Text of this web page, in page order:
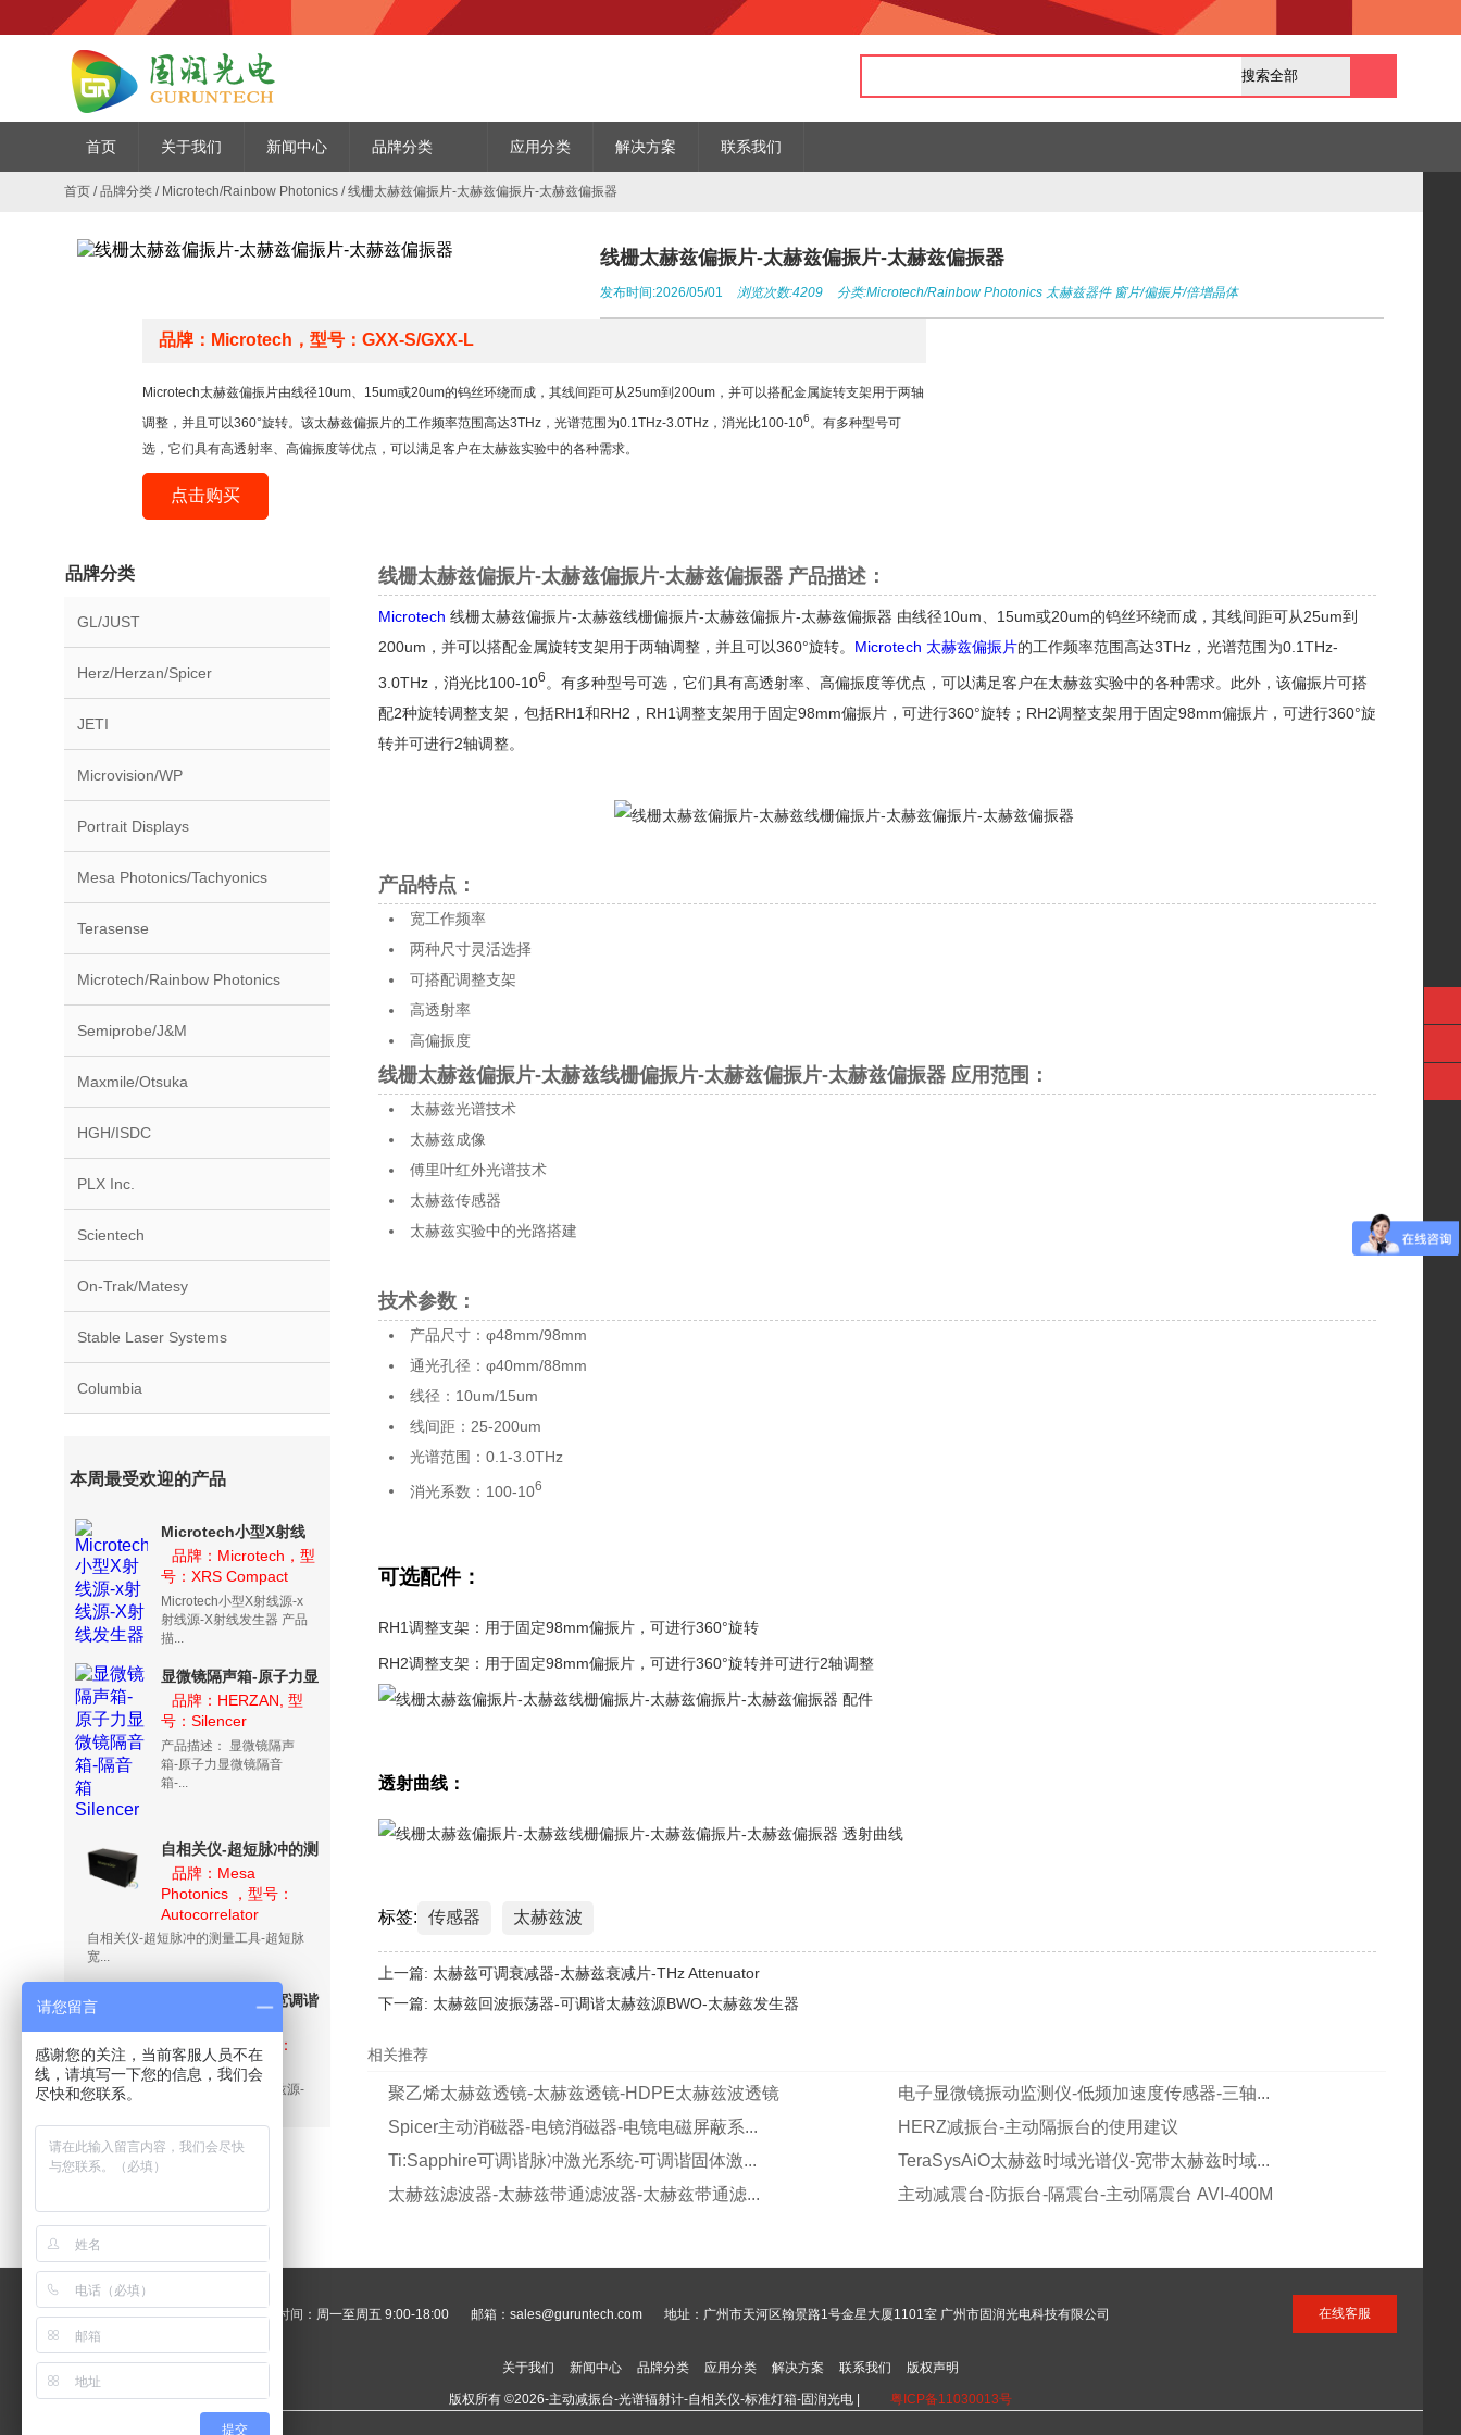
首页 关于我们 新闻中心 品牌分类 应用分类 解决方案 联系我们
首页 /品牌分类 / Microtech/Rainbow Photonics /线栅太赫兹偏振片-太赫兹偏振片-太赫兹偏振器
线栅太赫兹偏振片-太赫兹偏振片-太赫兹偏振器
发布时间:2026/05/01 浏览次数:4209 分类:Microtech/Rainbow Photonics 太赫兹器件 窗片/偏振片/倍增晶体
品牌：Microtech，型号：GXX-S/GXX-L
Microtech太赫兹偏振片由线径10um、15um或20um的钨丝环绕而成，其线间距可从25um到200um，并可以搭配金属旋转支架用于两轴
调整，并且可以360°旋转。该太赫兹偏振片的工作频率范围高达3THz，光谱范围为0.1THz-3.0THz，消光比100-106。有多种型号可
选，它们具有高透射率、高偏振度等优点，可以满足客户在太赫兹实验中的各种需求。
点击购买
线栅太赫兹偏振片-太赫兹偏振片-太赫兹偏振器 产品描述：
Microtech 线栅太赫兹偏振片-太赫兹线栅偏振片-太赫兹偏振片-太赫兹偏振器 由线径10um、15um或20um的钨丝环绕而成，其线间距可从25um到
200um，并可以搭配金属旋转支架用于两轴调整，并且可以360°旋转。 Microtech 太赫兹偏振片的工作频率范围高达3THz，光谱范围为0.1THz-
3.0THz，消光比100-106 。有多种型号可选，它们具有高透射率、高偏振度等优点，可以满足客户在太赫兹实验中的各种需求。此外，该偏振片可搭
配2种旋转调整支架，包括RH1和RH2，RH1调整支架用于固定98mm偏振片，可进行360°旋转；RH2调整支架用于固定98mm偏振片，可进行360°旋
转并可进行2轴调整。
产品特点：
宽工作频率
两种尺寸灵活选择
可搭配调整支架
高透射率
高偏振度
线栅太赫兹偏振片-太赫兹线栅偏振片-太赫兹偏振片-太赫兹偏振器 应用范围：
太赫兹光谱技术
太赫兹成像
傅里叶红外光谱技术
太赫兹传感器
太赫兹实验中的光路搭建
技术参数：
产品尺寸：φ48mm/98mm
通光孔径：φ40mm/88mm
线径：10um/15um
线间距：25-200um
光谱范围：0.1-3.0THz
消光系数：100-106
可选配件：
RH1调整支架：用于固定98mm偏振片，可进行360°旋转
RH2调整支架：用于固定98mm偏振片，可进行360°旋转并可进行2轴调整
透射曲线：
标签: 传感器 太赫兹波
上一篇: 太赫兹可调衰减器-太赫兹衰减片-THz Attenuator
下一篇: 太赫兹回波振荡器-可调谐太赫兹源BWO-太赫兹发生器
相关推荐
聚乙烯太赫兹透镜-太赫兹透镜-HDPE太赫兹波透镜
电子显微镜振动监测仪-低频加速度传感器-三轴...
Spicer主动消磁器-电镜消磁器-电镜电磁屏蔽系...
HERZ减振台-主动隔振台的使用建议
Ti:Sapphire可调谐脉冲激光系统-可调谐固体激...
TeraSysAiO太赫兹时域光谱仪-宽带太赫兹时域...
太赫兹滤波器-太赫兹带通滤波器-太赫兹带通滤...
主动减震台-防振台-隔震台-主动隔震台 AVI-400M
品牌分类
GL/JUST
Herz/Herzan/Spicer
JETI
Microvision/WP
Portrait Displays
Mesa Photonics/Tachyonics
Terasense
Microtech/Rainbow Photonics
Semiprobe/J&M
Maxmile/Otsuka
HGH/ISDC
PLX Inc.
Scientech
On-Trak/Matesy
Stable Laser Systems
Columbia
本周最受欢迎的产品
Microtech小型X射线
源-x射线源-X射线发生
器
品牌：Microtech，型
号：XRS Compact
Microtech小型X射线源-x
射线源-X射线发生器 产品
描...
显微镜隔声箱-原子力显
微镜隔音箱-隔音箱
Silencer
品牌：HERZAN, 型
号：Silencer
产品描述： 显微镜隔声
箱-原子力显微镜隔音
箱-...
自相关仪-超短脉冲的测
量工具-超短脉宽测量系
统
品牌：Mesa
Photonics ，型号：
Autocorrelator
自相关仪-超短脉冲的测量工具-超短脉
宽...
可调谐太赫兹源-宽调谐
TeraTune
Photonics ，型号：
TeraTune®
可调谐太赫兹源-宽调谐窄带太赫兹源-
电话：020-85666701 工作时间：周一至周五 9:00-18:00 邮箱：sales@guruntech.com 地址：广州市天河区翰景路1号金星大厦1101室 广州市固润光电科技有限公司 在线客服
关于我们 新闻中心 品牌分类 应用分类 解决方案 联系我们 版权声明
版权所有 ©2026-主动减振台-光谱辐射计-自相关仪-标准灯箱-固润光电 | 粤ICP备11030013号
请您留言
感谢您的关注，当前客服人员不在
线，请填写一下您的信息，我们会
尽快和您联系。
提交